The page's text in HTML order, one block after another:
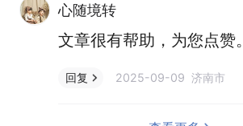
心随境转
文章很有帮助，为您点赞。
回复 2025-09-09 济南市